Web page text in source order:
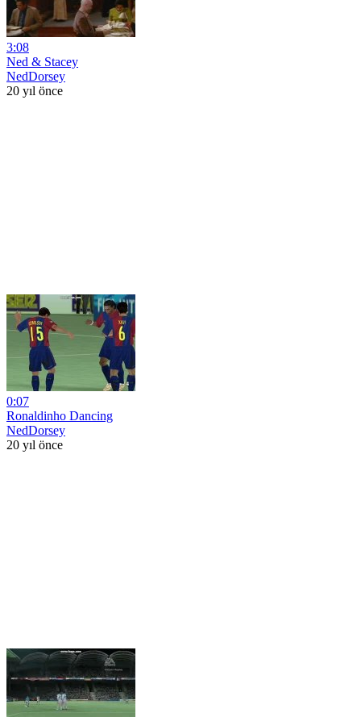
3:08
Ned & Stacey
NedDorsey
20 yıl önce
0:07
Ronaldinho Dancing
NedDorsey
20 yıl önce